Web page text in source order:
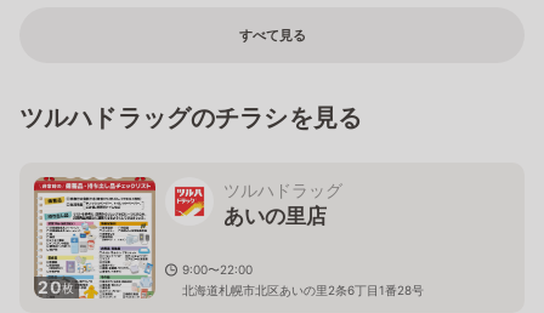
すべて見る
ツルハドラッグのチラシを見る
20枚
ツルハドラッグ
あいの里店
9:00〜22:00
北海道札幌市北区あいの里2条6丁目1番28号